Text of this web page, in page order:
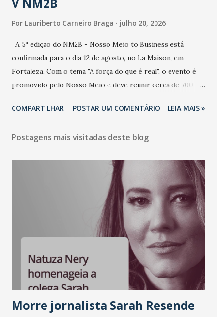
Por Lauriberto Carneiro Braga julho 20, 2026
A 5ª edição do NM2B - Nosso Meio to Business está
confirmada para o dia 12 de agosto, no La Maison, em
Fortaleza. Com o tema "A força do que é real", o evento é
promovido pelo Nosso Meio e deve reunir cerca de 700
e lideranças do Mercado Nacional. Desde 2022, o NM2B
de negócios do Nordeste, reunindo profissionais de marcas
LinkedIn, VISA, Grupo 3corações, TikTok e M. Dias Branco.
A nova edição chega em um momento em que autenticidade
e consistência ganham peso nas conversas sobre marca,
liderança e estratégia. - Vivemos um momento em que todo
mundo fala muito e poucos entregam de verdade. O NM2B
sempre existiu para dar palco a quem constrói com
consistência, e nesta edição isso fica ainda mais claro.
Vamos reforçar que ser genuíno sustenta a confiança entre
marcas, pessoas e mercado", afirma Tamires So...
COMPARTILHAR POSTAR UM COMENTÁRIO LEIA MAIS »
Postagens mais visitadas deste blog
Morre jornalista Sarah Resende